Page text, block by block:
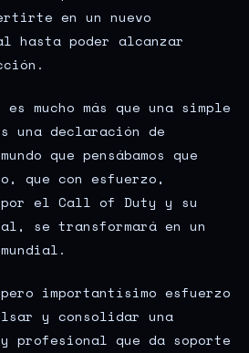
en un nuevo
hasta poder alcanzar
es mucho más que una simple
una declaración de
que pensábamos que
que con esfuerzo,
por el Call of Duty y su
se transformará en un
importantísimo esfuerzo
y consolidar una
profesional que da soporte